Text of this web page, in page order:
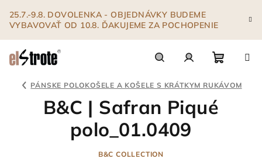
obsah
25.7.-9.8. DOVOLENKA - OBJEDNÁVKY BUDEME
VYBAVOVAŤ OD 10.8. ĎAKUJEME ZA POCHOPENIE
košík
PÁNSKE POLOKOŠELE A KOŠELE S KRÁTKYM RUKÁVOM
B&C | Safran Piqué
polo_01.0409
B&C COLLECTION